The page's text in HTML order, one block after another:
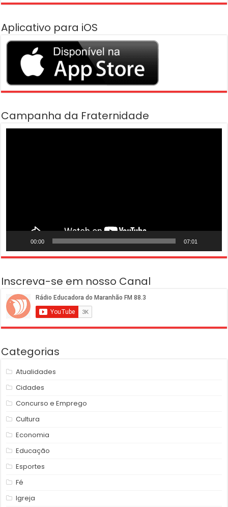
Aplicativo para iOS
Campanha da Fraternidade
00:00 07:01
Inscreva-se em nosso Canal
Categorias
Atualidades
Cidades
Concurso e Emprego
Cultura
Economia
Educação
Esportes
Fé
Igreja